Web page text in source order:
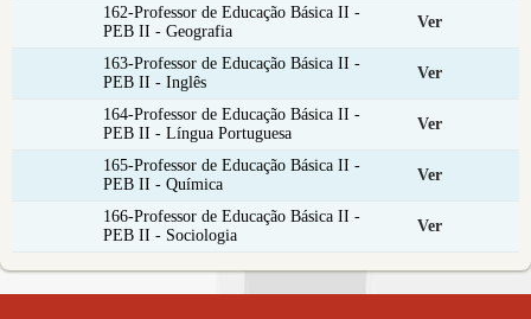
162-Professor de Educação Básica II -
PEB II - Geografia
Ver
163-Professor de Educação Básica II -
PEB II - Inglês
Ver
164-Professor de Educação Básica II -
PEB II - Língua Portuguesa
Ver
165-Professor de Educação Básica II -
PEB II - Química
Ver
166-Professor de Educação Básica II -
PEB II - Sociologia
Ver